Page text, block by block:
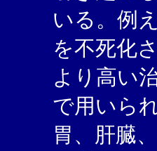
いる。例
を不死化
より高い
で用いら
胃、肝臓